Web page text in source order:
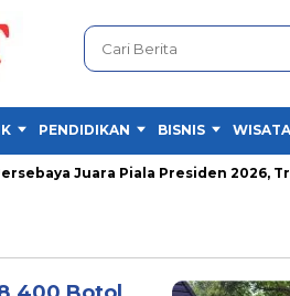
PENDIDIKAN BISNIS WISATA
Juara Piala Presiden 2026,